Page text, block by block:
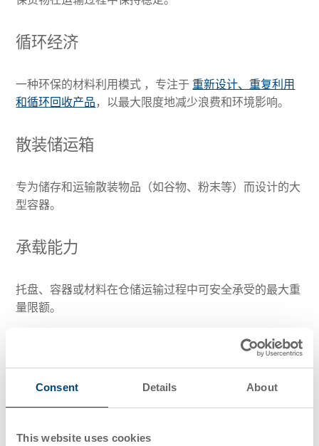
Consent Details About
This website uses cookies
循环经济
一种环保的材料利用模式 ，专注于 重新设计、重复利用
和循环回收产品，以最大限度地减少浪费和环境影响。
散装储运箱
专为储存和运输散装物品（如谷物、粉末等）而设计的大
型容器。
承载能力
托盘、容器或材料在仓储运输过程中可安全承受的最大重
量限额。
仓库中将货物从存储位拣选并装箱发运的标准化流程 。
推车